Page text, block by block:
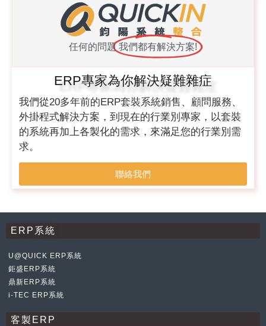
任何的問題 我們都有解決方案!
ERP專家為你解決疑難雜症
我們從20多年前的ERP套裝系統銷售、顧問服務、
外掛程式解決方案，到現在的行業別專家，以套裝
的系統再加上各製化的需求，來滿足您的行業別需
求。
聯絡我們
ERP系統
U@QUICK ERP系統
鉅盛ERP系統
鼎新ERP系統
i-TEC ERP系統
客製ERP